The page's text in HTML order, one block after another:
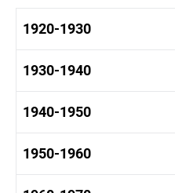
1920-1930
1920-1930 тарих
1920-1930 мәдәният
1930-1940
1930-1940 тарих
1930-1940 мәдәният
1940-1950
1940-1950 тарих
1940-1950 мәдәният
1950-1960